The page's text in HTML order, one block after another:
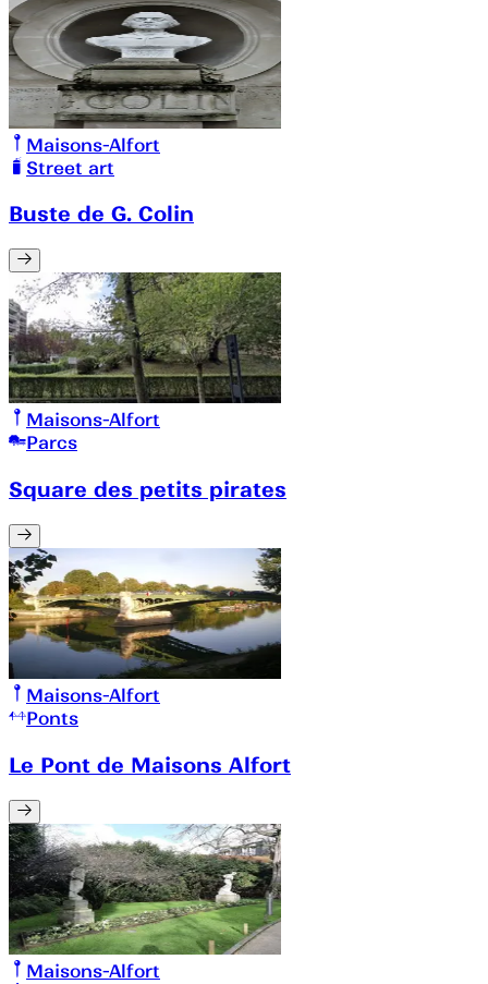
Maisons-Alfort
Street art
Buste de G. Colin
Maisons-Alfort
Parcs
Square des petits pirates
Maisons-Alfort
Ponts
Le Pont de Maisons Alfort
Maisons-Alfort